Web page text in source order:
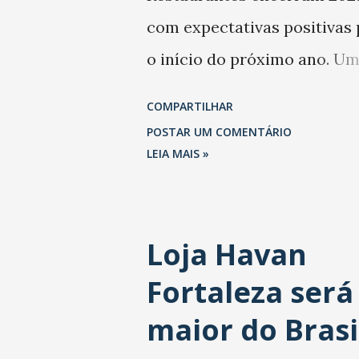
com expectativas positivas
o início do próximo ano. Um
que 69% dos
esperam faturar mais no 1º
período de 2025. Em relação
último trimestre deste ano,
também projetam
COMPARTILHAR
POSTAR UM COMENTÁRIO
LEIA MAIS »
Loja Havan
Fortaleza será
maior do